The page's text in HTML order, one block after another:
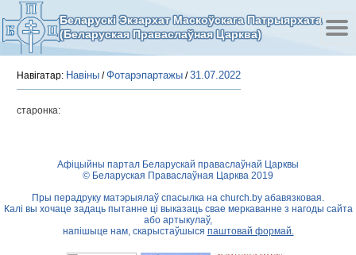
Беларускі Экзархат Маскоўскага Патрыярхата
(Беларуская Праваслаўная Царква)
Навігатар: Навіны /Фотарэпартажы /31.07.2022
старонка:
Афіцыйны партал Беларускай праваслаўнай Царквы
© Беларуская Праваслаўная Царква 2019
Пры перадруку матэрыялаў спасылка на church.by абавязковая.
Калі вы хочаце задаць пытанне ці выказаць свае меркаванне з нагоды сайта
або артыкулаў,
напішыце нам, скарыстаўшыся паштовай формай.